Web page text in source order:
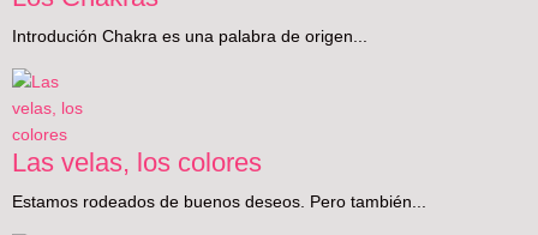
Introdución Chakra es una palabra de origen...
Las velas, los colores
Estamos rodeados de buenos deseos. Pero también...